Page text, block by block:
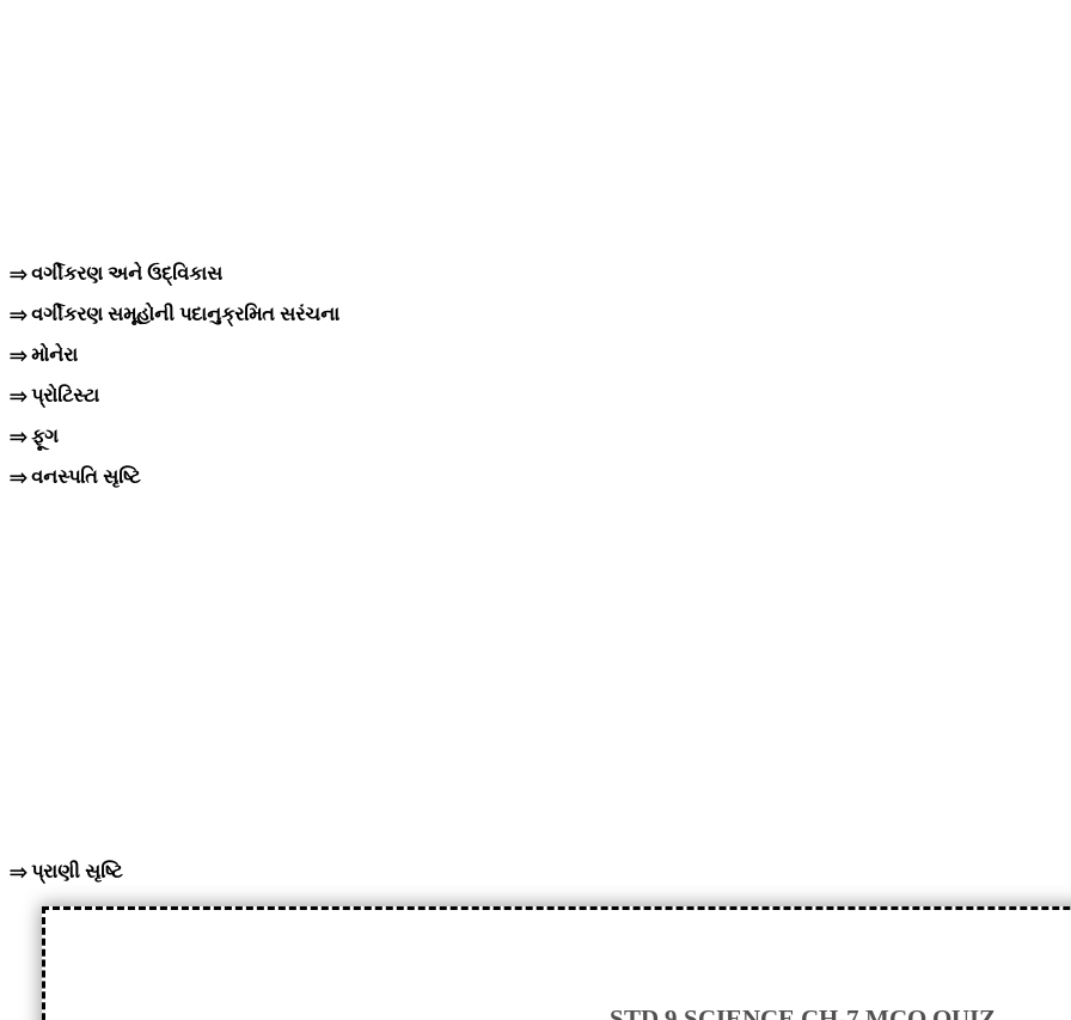
⇒ વર્ગીકરણ અને ઉદ્વિકાસ
⇒ વર્ગીકરણ સમૂહોની પદાનુક્રમિત સરંચના
⇒ મોનેરા
⇒ પ્રોટિસ્ટા
⇒ ફૂગ
⇒ વનસ્પતિ સૃષ્ટિ
⇒ પ્રાણી સૃષ્ટિ